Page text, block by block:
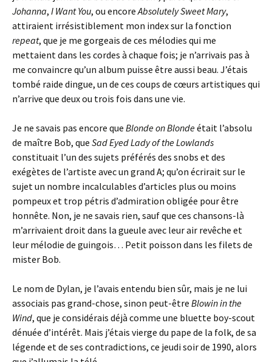
Johanna, I Want You, ou encoreAbsolutely Sweet Mary,
attiraient irrésistiblement mon index sur la fonction
repeat, que je me gorgeais de ces mélodies qui me
mettaient dans les cordes à chaque fois; je n’arrivais pas à
me convaincre qu’un album puisse être aussi beau. J’étais
tombé raide dingue, un de ces coups de cœurs artistiques qui
n’arrive que deux ou trois fois dans une vie.
Je ne savais pas encore que Blonde on Blondeétait l’absolu
de maître Bob, que Sad Eyed Lady of the Lowlands
constituait l’un des sujets préférés des snobs et des
exégètes de l’artiste avec un grand A; qu’on écrirait sur le
sujet un nombre incalculables d’articles plus ou moins
pompeux et trop pétris d’admiration obligée pour être
honnête. Non, je ne savais rien, sauf que ces chansons-là
m’arrivaient droit dans la gueule avec leur air revêche et
leur mélodie de guingois… Petit poisson dans les filets de
mister Bob.
Le nom de Dylan, je l’avais entendu bien sûr, mais je ne lui
associais pas grand-chose, sinon peut-être Blowin in the
Wind, que je considérais déjà comme une bluette boy-scout
dénuée d’intérêt. Mais j’étais vierge du pape de la folk, de sa
légende et de ses contradictions, ce jeudi soir de 1990, alors